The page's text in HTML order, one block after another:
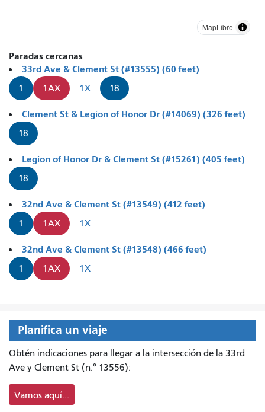
MapLibre
Paradas cercanas
33rd Ave & Clement St (#13555) (60 feet)
1 1AX 1X 18
Clement St & Legion of Honor Dr (#14069) (326 feet)
18
Legion of Honor Dr & Clement St (#15261) (405 feet)
18
32nd Ave & Clement St (#13549) (412 feet)
1 1AX 1X
32nd Ave & Clement St (#13548) (466 feet)
1 1AX 1X
Planifica un viaje
Obtén indicaciones para llegar a la intersección de la 33rd
Ave y Clement St (n.° 13556):
Vamos aquí...